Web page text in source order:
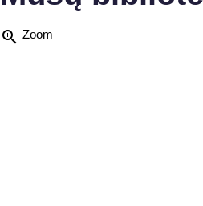
zoom_in Zoom